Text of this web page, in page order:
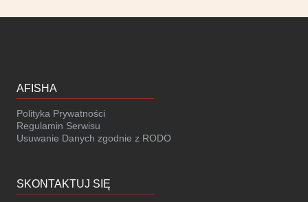
AFISHA
Polityka Prywatności
Regulamin Serwisu
Usuwanie Danych zgodnie z RODO
SKONTAKTUJ SIĘ